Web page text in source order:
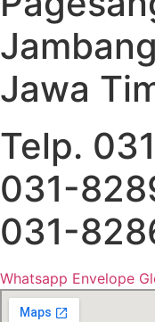
Jawa
Telp.
031-
031-
Whatsapp Envelope